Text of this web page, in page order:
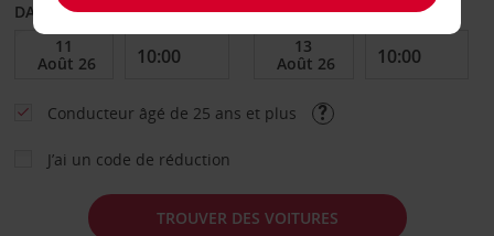
DATE DE DÉBUT DATE DE FIN
Conducteur âgé de 25 ans et plus
J’ai un code de réduction
TROUVER DES VOITURES